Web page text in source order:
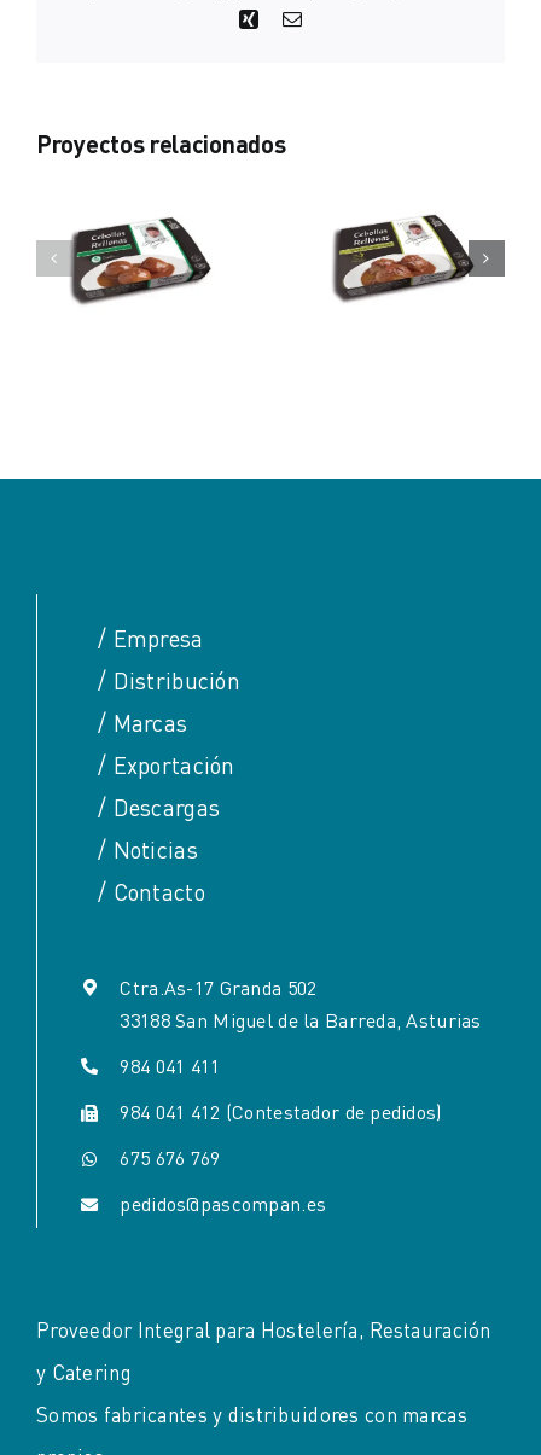
XingCorreo
Proyectos relacionados
22 NTM 8 NTM
/ Empresa
/ Distribución
/ Marcas
/ Exportación
/ Descargas
/ Noticias
/ Contacto
Ctra.As-17 Granda 502
33188 San Miguel de la Barreda, Asturias
984 041 411
984 041 412 (Contestador de pedidos)
675 676 769
pedidos@pascompan.es
Proveedor Integral para Hostelería, Restauración
y Catering
Somos fabricantes y distribuidores con marcas